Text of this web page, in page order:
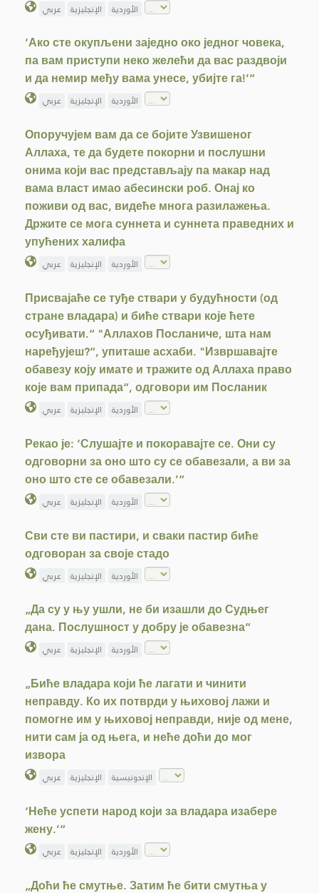
عربي الإنجليزية الأوردية
‘Ако сте окупљени заједно око једног човека,
па вам приступи неко желећи да вас раздвоји
и да немир међу вама унесе, убијте га!’“
عربي الإنجليزية الأوردية
Опоручујем вам да се бојите Узвишеног
Аллаха, те да будете покорни и послушни
онима који вас представљају па макар над
вама власт имао абесински роб. Онај ко
поживи од вас, видеће многа разилажења.
Држите се мога суннета и суннета праведних и
упућених халифа
عربي الإنجليزية الأوردية
Присвајаће се туђе ствари у будућности (од
стране владара) и биће ствари које ћете
осуђивати.“ "Аллахов Посланиче, шта нам
наређујеш?“, упиташе асхаби. "Извршавајте
обавезу коју имате и тражите од Аллаха право
које вам припада“, одговори им Посланик
عربي الإنجليزية الأوردية
Рекао је: ‘Слушајте и покоравајте се. Они су
одговорни за оно што су се обавезали, а ви за
оно што сте се обавезали.’“
عربي الإنجليزية الأوردية
Сви сте ви пастири, и сваки пастир биће
одговоран за своје стадо
عربي الإنجليزية الأوردية
„Да су у њу ушли, не би изашли до Судњег
дана. Послушност у добру је обавезна“
عربي الإنجليزية الأوردية
„Биће владара који ће лагати и чинити
неправду. Ко их потврди у њиховој лажи и
помогне им у њиховој неправди, није од мене,
нити сам ја од њега, и неће доћи до мог
извора
عربي الإنجليزية الإندونيسية
‘Неће успети народ који за владара изабере
жену.’“
عربي الإنجليزية الأوردية
„Доћи ће смутње. Затим ће бити смутња у